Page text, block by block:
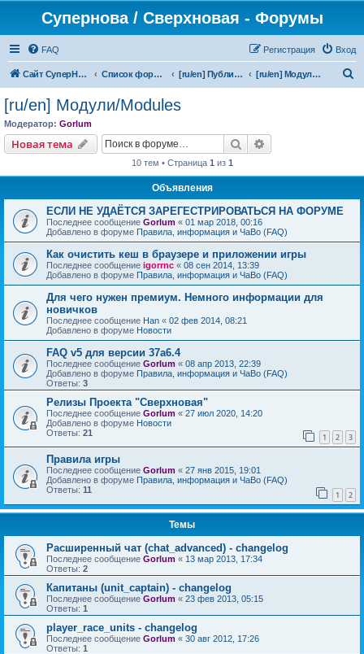
Супернова / Сверхновая - Форумы
FAQ Вход
Регистрация
Сайт СуперНова Список форумов [ru/en] Публичная версия/Public releases [ru/en] Модули/Modules
[ru/en] Модули/Modules
Модератор: Gorlum
Новая тема Поиск
10 тем • Страница 1 из 1
Объявления
ЕСЛИ НЕ УДАЁТСЯ ЗАРЕГЕСТРИРОВАТЬСЯ НА ФОРУМЕ
Последнее сообщение Gorlum « 01 мар 2018, 00:16
Добавлено в форуме Правила, информация и ЧаВо (FAQ)
Как очистить кеш в браузере и приложении игры
Последнее сообщение igorrnc « 08 сен 2014, 13:39
Добавлено в форуме Правила, информация и ЧаВо (FAQ)
Для чего нужен премиум. Немного информации для
новичков
Последнее сообщение Han « 02 фев 2014, 08:21
Добавлено в форуме Новости
FAQ v5 для версии 37a6.4
Последнее сообщение Gorlum « 08 апр 2013, 22:39
Добавлено в форуме Правила, информация и ЧаВо (FAQ)
Ответы: 3
Релизы Проекта "Сверхновая"
Последнее сообщение Gorlum « 27 июл 2020, 14:20
Добавлено в форуме Новости
Ответы: 21 1 2 3
Правила игры
Последнее сообщение Gorlum « 27 янв 2015, 19:01
Добавлено в форуме Правила, информация и ЧаВо (FAQ)
Ответы: 11 1 2
Темы
Расширенный чат (chat_advanced) - changelog
Последнее сообщение Gorlum « 13 мар 2013, 17:34
Ответы: 2
Капитаны (unit_captain) - changelog
Последнее сообщение Gorlum « 23 фев 2013, 05:15
Ответы: 1
player_race_units - changelog
Последнее сообщение Gorlum « 30 авг 2012, 17:26
Ответы: 1